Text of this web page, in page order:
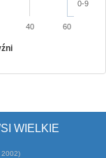
0-9
40 60
WIELKIE
2002)